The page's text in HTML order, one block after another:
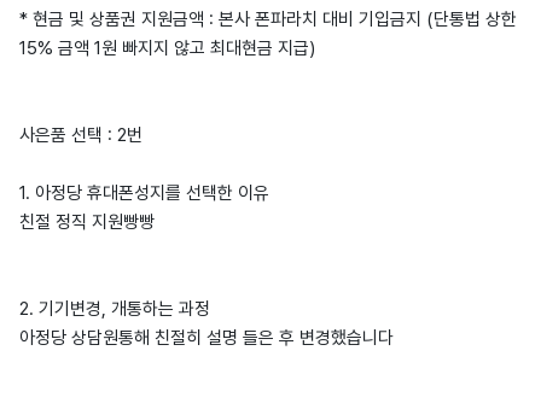
* 현금 및 상품권 지원금액 : 본사 폰파라치 대비 기입금지 (단통법 상한
15% 금액 1원 빠지지 않고 최대현금 지급)
사은품 선택 : 2번
1. 아정당 휴대폰성지를 선택한 이유
친절 정직 지원빵빵
2. 기기변경, 개통하는 과정
아정당 상담원통해 친절히 설명 들은 후 변경했습니다